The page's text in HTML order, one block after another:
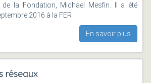
de la Fondation, Michael Mesfin. Il a été
2016 à la FER
En savoir plus
réseaux